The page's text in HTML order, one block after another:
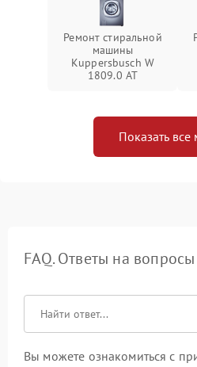
Ремонт стиральной
машины
Kuppersbusch W
1809.0 AT
Показать все
FAQ. Ответы на вопросы
Вы можете ознакомиться с